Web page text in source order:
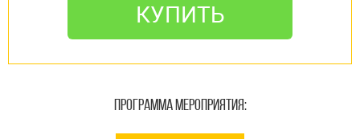
КУПИТЬ
ПРОГРАММА МЕРОПРИЯТИЯ: